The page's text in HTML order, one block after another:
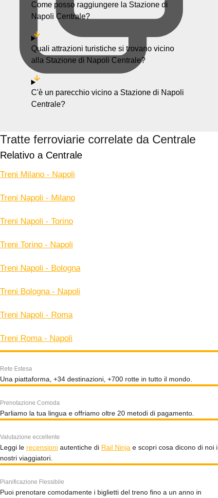
Come posso raggiungere la Stazione di
Napoli Centrale?
Quali attrazioni turistiche si trovano vicino
alla Stazione di Napoli Centrale?
C'è un parecchio vicino a Stazione di Napoli
Centrale?
Tratte ferroviarie correlate da Centrale
Relativo a Centrale
Treni Milano - Napoli
Treni Napoli - Milano
Treni Napoli - Torino
Treni Torino - Napoli
Treni Napoli - Bologna
Treni Bologna - Napoli
Treni Napoli - Roma
Treni Roma - Napoli
Rete Estesa
Una piattaforma, +34 destinazioni, +700 rotte in tutto il mondo.
Prenotazione Comoda
Parliamo la tua lingua e offriamo oltre 20 metodi di pagamento.
Valutazione eccellente
Leggi le recensioni autentiche di Rail Ninja e scopri cosa dicono di noi i
nostri viaggiatori.
Pianificazione Flessibile
Puoi prenotare comodamente i biglietti del treno fino a un anno in